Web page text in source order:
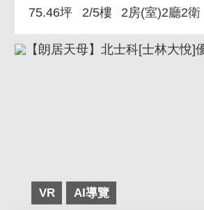
75.46坪 2/5樓 2房(室)2廳2衛
VR AI導覽